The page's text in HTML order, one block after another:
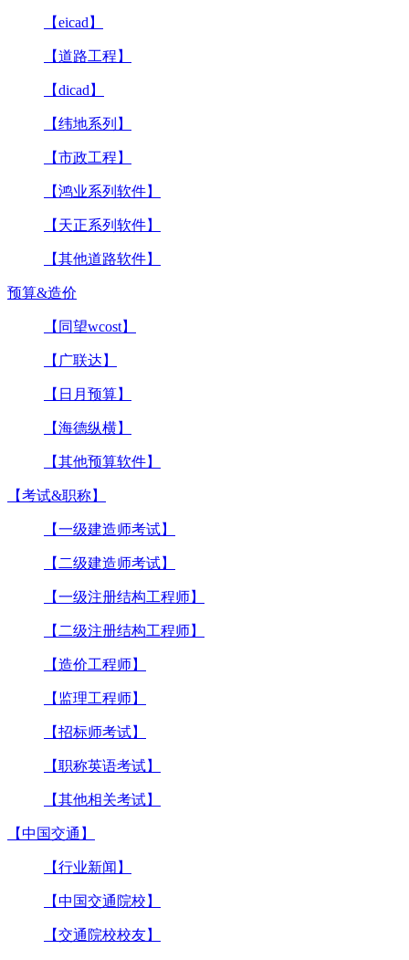
【eicad】
【道路工程】
【dicad】
【纬地系列】
【市政工程】
【鸿业系列软件】
【天正系列软件】
【其他道路软件】
预算&造价
【同望wcost】
【广联达】
【日月预算】
【海德纵横】
【其他预算软件】
【考试&职称】
【一级建造师考试】
【二级建造师考试】
【一级注册结构工程师】
【二级注册结构工程师】
【造价工程师】
【监理工程师】
【招标师考试】
【职称英语考试】
【其他相关考试】
【中国交通】
【行业新闻】
【中国交通院校】
【交通院校校友】